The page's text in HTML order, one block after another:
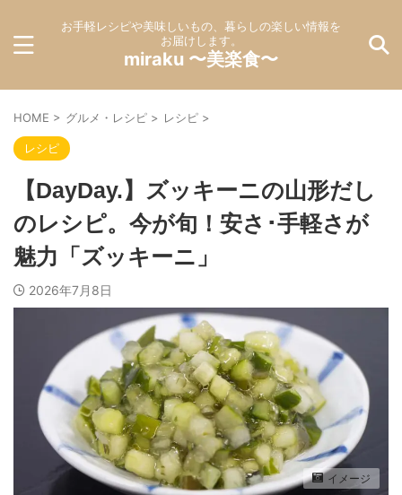
お手軽レシピや美味しいもの、暮らしの楽しい情報を
お届けします。
miraku 〜美楽食〜
HOME > グルメ・レシピ > レシピ >
レシピ
【DayDay.】ズッキーニの山形だし
のレシピ。今が旬！安さ･手軽さが
魅力「ズッキーニ」
2026年7月8日
イメージ